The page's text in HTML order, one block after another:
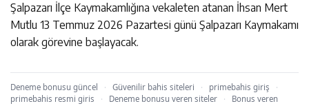
Şalpazarı İlçe Kaymakamlığına vekaleten atanan İhsan Mert
Mutlu 13 Temmuz 2026 Pazartesi günü Şalpazarı Kaymakamı
olarak görevine başlayacak.
Deneme bonusu güncel · Güvenilir bahis siteleri · primebahis giriş
·
primebahis resmi giris
· Deneme bonusu veren siteler ·
Bonus veren